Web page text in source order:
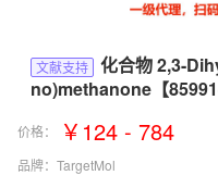
文献支持
化合物 2,3-
no)methanone【
价格： ￥124 - 784
品牌： TargetMol